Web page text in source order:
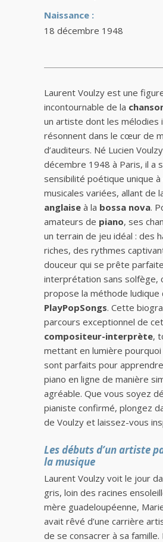
Naissance :
18 décembre 1948
Laurent Voulzy est une
incontournable de la
un artiste dont les mélodies
résonnent dans le cœur de
d’auditeurs. Né Lucien
décembre 1948 à Paris, il a
sensibilité poétique unique
musicales variées, allant de
anglaise à la bossa nova.
amateurs de piano, ses
un terrain de jeu idéal : des
riches, des rythmes
douceur qui se prête
interprétation sans solfège,
propose la méthode ludique
PlayPopSongs. Cette
parcours exceptionnel de cet
compositeur-interprète,
mettant en lumière
sont parfaits pour
piano en ligne de manière
agréable. Que vous soyez
pianiste confirmé, plongez
de Voulzy et laissez-vous
Les débuts d’un artiste
la musique
Laurent Voulzy voit le jour
gris, loin des racines
mère guadeloupéenne,
avait rêvé d’une carrière
de se consacrer à sa famille.